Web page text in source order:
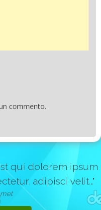
commento.
qui dolorem ipsum
adipisci velit..."